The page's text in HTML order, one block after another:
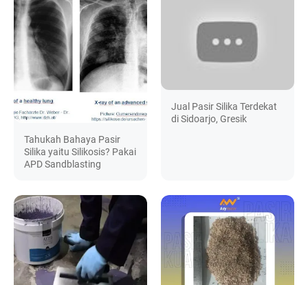
Tahukah Bahaya Pasir
Silika yaitu Silikosis? Pakai
APD Sandblasting
Jual Pasir Silika Terdekat
di Sidoarjo, Gresik